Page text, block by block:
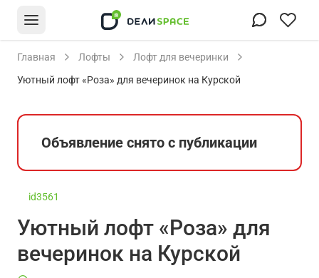
Главная Лофты
Лофт для вечеринки
Уютный лофт «Роза» для вечеринок на Курской
Объявление снято с публикации
id3561
Уютный лофт «Роза» для
вечеринок на Курской